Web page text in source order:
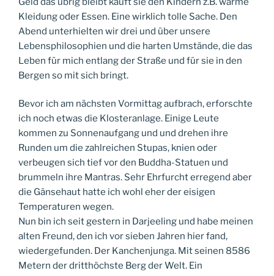
Kleidung oder Essen. Eine wirklich tolle Sache. Den
Abend unterhielten wir drei und über unsere
Lebensphilosophien und die harten Umstände, die das
Leben für mich entlang der Straße und für sie in den
Bergen so mit sich bringt.
Bevor ich am nächsten Vormittag aufbrach, erforschte
ich noch etwas die Klosteranlage. Einige Leute
kommen zu Sonnenaufgang und und drehen ihre
Runden um die zahlreichen Stupas, knien oder
verbeugen sich tief vor den Buddha-Statuen und
brummeln ihre Mantras. Sehr Ehrfurcht erregend aber
die Gänsehaut hatte ich wohl eher der eisigen
Temperaturen wegen.
Nun bin ich seit gestern in Darjeeling und habe meinen
alten Freund, den ich vor sieben Jahren hier fand,
wiedergefunden. Der Kanchenjunga. Mit seinen 8586
Metern der dritthöchste Berg der Welt. Ein